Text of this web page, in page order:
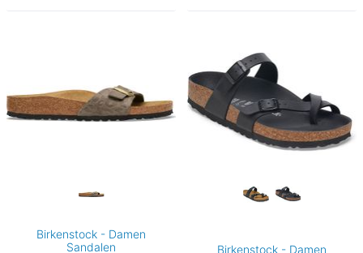
Birkenstock - Damen
Sandalen
Birkenstock - Damen